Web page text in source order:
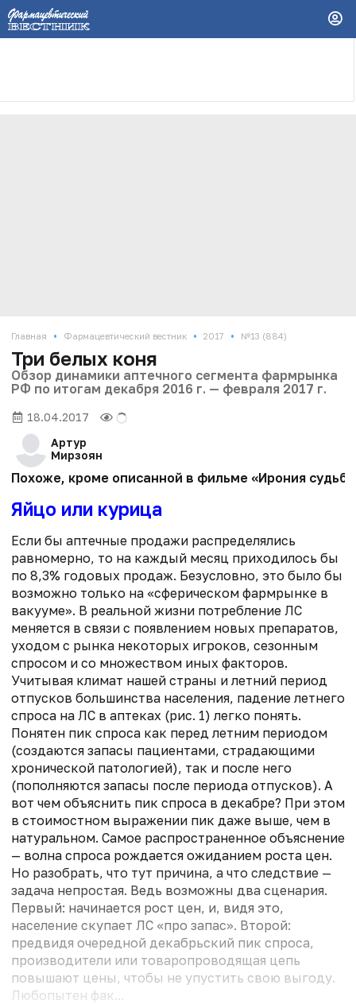
Главная • Фармацевтический вестник • 2017 • №13 (884)
Три белых коня
Обзор динамики аптечного сегмента фармрынка
РФ по итогам декабря 2016 г. — февраля 2017 г.
18.04.2017
Артур
Мирзоян
Похоже, кроме описанной в фильме «Ирония
Яйцо или курица
Если бы аптечные продажи распределялись
равномерно, то на каждый месяц приходилось бы
по 8,3% годовых продаж. Безусловно, это было бы
возможно только на «сферическом фармрынке в
вакууме». В реальной жизни потребление ЛС
меняется в связи с появлением новых препаратов,
уходом с рынка некоторых игроков, сезонным
спросом и со множеством иных факторов.
Учитывая климат нашей страны и летний период
отпусков большинства населения, падение летнего
спроса на ЛС в аптеках (рис. 1) легко понять.
Понятен пик спроса как перед летним периодом
(создаются запасы пациентами, страдающими
хронической патологией), так и после него
(пополняются запасы после периода отпусков). А
вот чем объяснить пик спроса в декабре? При этом
в стоимостном выражении пик даже выше, чем в
натуральном. Самое распространенное объяснение
— волна спроса рождается ожиданием роста цен.
Но разобрать, что тут причина, а что следствие —
задача непростая. Ведь возможны два сценария.
Первый: начинается рост цен, и, видя это,
население скупает ЛС «про запас». Второй:
предвидя очередной декабрьский пик спроса,
производители или товаропроводящая цепь
повышают цены, чтобы не упустить свою выгоду.
Любопытен фак...